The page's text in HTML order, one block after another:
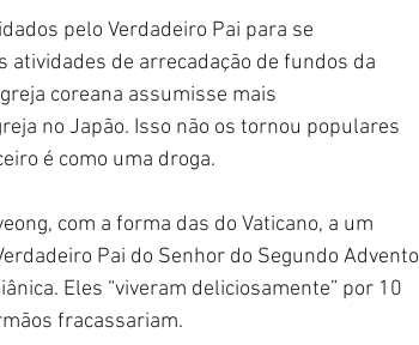
pelo Verdadeiro Pai para se
de arrecadação de fundos da
coreana assumisse mais
no Japão. Isso não os tornou populares
é como uma droga.
com a forma das do Vaticano, a um
Pai do Senhor do Segundo Advento
Eles “viveram deliciosamente” por 10
fracassariam.